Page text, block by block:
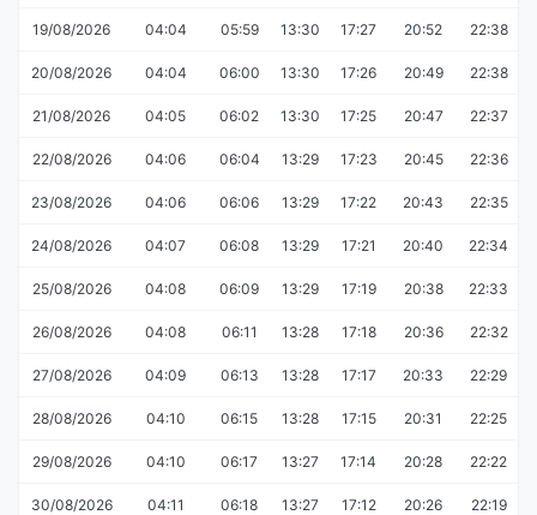
19/08/2026 04:04 05:59 13:30 17:27 20:52 22:38
20/08/2026 04:04 06:00 13:30 17:26 20:49 22:38
21/08/2026 04:05 06:02 13:30 17:25 20:47 22:37
22/08/2026 04:06 06:04 13:29 17:23 20:45 22:36
23/08/2026 04:06 06:06 13:29 17:22 20:43 22:35
24/08/2026 04:07 06:08 13:29 17:21 20:40 22:34
25/08/2026 04:08 06:09 13:29 17:19 20:38 22:33
26/08/2026 04:08 06:11 13:28 17:18 20:36 22:32
27/08/2026 04:09 06:13 13:28 17:17 20:33 22:29
28/08/2026 04:10 06:15 13:28 17:15 20:31 22:25
29/08/2026 04:10 06:17 13:27 17:14 20:28 22:22
30/08/2026 04:11 06:18 13:27 17:12 20:26 22:19